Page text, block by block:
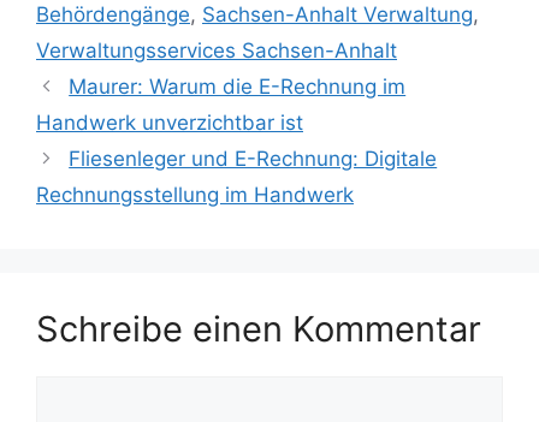
Behördengänge, Sachsen-Anhalt Verwaltung,
Verwaltungsservices Sachsen-Anhalt
Maurer: Warum die E-Rechnung im
Handwerk unverzichtbar ist
Fliesenleger und E-Rechnung: Digitale
Rechnungsstellung im Handwerk
Schreibe einen Kommentar